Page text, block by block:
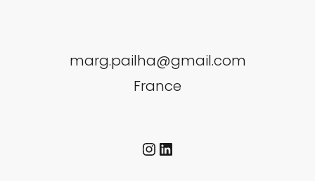
marg.pailha@gmail.com
France
Instagram
LinkedIn